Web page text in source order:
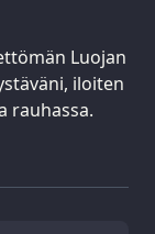
Luojan
iloiten
rauhassa.